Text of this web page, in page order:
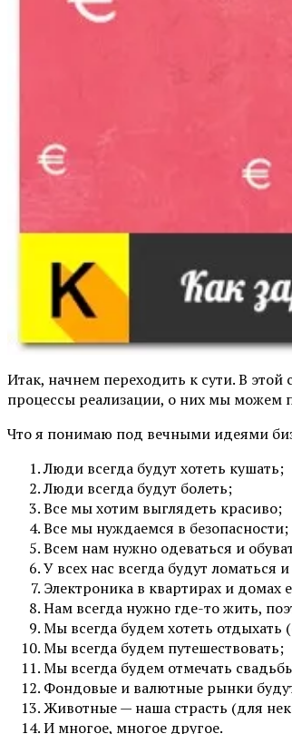
Итак, начнем переходить к сути. В
процессы реализации, о них мы можем
Что я понимаю под вечными идеями
Люди всегда будут хотеть кушать;
Люди всегда будут болеть;
Все мы хотим выглядеть красиво;
Все мы нуждаемся в безопасности;
Всем нам нужно одеваться и
У всех нас всегда будут ломаться
Электроника в квартирах и домах
Нам всегда нужно где-то жить,
Мы всегда будем хотеть отдыхать
Мы всегда будем путешествовать;
Мы всегда будем отмечать
Фондовые и валютные рынки
Животные — наша страсть (для
И многое, многое другое.